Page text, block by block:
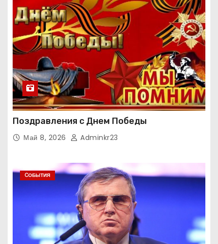
Поздравления с Днем Победы
Май 8, 2026 Adminkr23
CОБЫТИЯ